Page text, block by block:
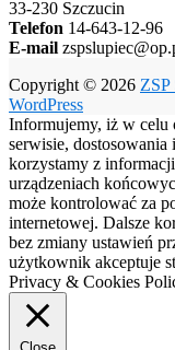
33-230 Szczucin
Telefon 14-643-12-96
E-mail
Copyright © 2026 ZSP
WordPress
Informujemy, iż w celu
serwisie,
korzystamy z
urządzeniach
może kontrolować za
internetowej. Dalsze
bez zmiany ustawień
użytkownik akceptuje
Privacy & Cookies